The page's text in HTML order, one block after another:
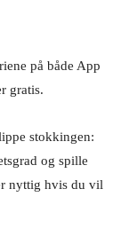
på både App
gratis.
stokkingen:
og spille
nyttig hvis du vil